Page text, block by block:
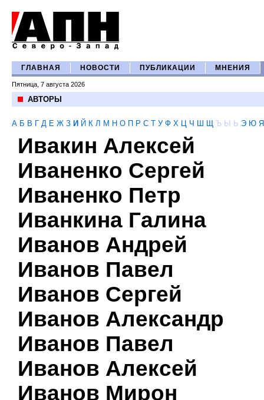
ГЛАВНАЯ НОВОСТИ ПУБЛИКАЦИИ МНЕНИЯ
Пятница, 7 августа 2026
АВТОРЫ
А Б В Г Д Е Ж З И Й К Л М Н О П Р С Т У Ф Х Ц Ч Ш Щ Ъ Ы Ь Э Ю Я
Ивакин Алексей
Иваненко Сергей
Иваненко Петр
Иванкина Галина
Иванов Андрей
Иванов Павел
Иванов Сергей
Иванов Александр
Иванов Павел
Иванов Алексей
Иванов Мирон